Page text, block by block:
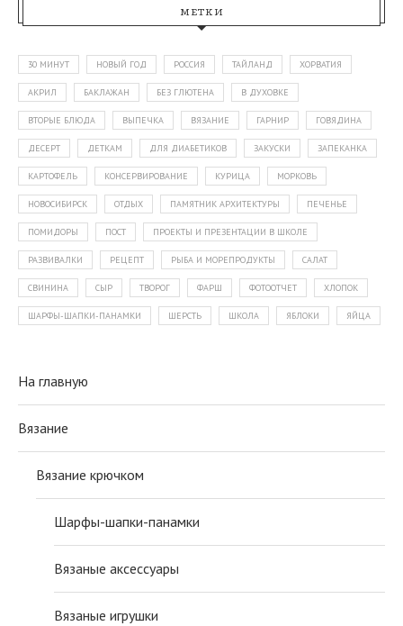
МЕТКИ
30 МИНУТ НОВЫЙ ГОД РОССИЯ ТАЙЛАНД ХОРВАТИЯ
АКРИЛ БАКЛАЖАН БЕЗ ГЛЮТЕНА В ДУХОВКЕ
ВТОРЫЕ БЛЮДА ВЫПЕЧКА ВЯЗАНИЕ ГАРНИР ГОВЯДИНА
ДЕСЕРТ ДЕТКАМ ДЛЯ ДИАБЕТИКОВ ЗАКУСКИ ЗАПЕКАНКА
КАРТОФЕЛЬ КОНСЕРВИРОВАНИЕ КУРИЦА МОРКОВЬ
НОВОСИБИРСК ОТДЫХ ПАМЯТНИК АРХИТЕКТУРЫ ПЕЧЕНЬЕ
ПОМИДОРЫ ПОСТ ПРОЕКТЫ И ПРЕЗЕНТАЦИИ В ШКОЛЕ
РАЗВИВАЛКИ РЕЦЕПТ РЫБА И МОРЕПРОДУКТЫ САЛАТ
СВИНИНА СЫР ТВОРОГ ФАРШ ФОТООТЧЕТ ХЛОПОК
ШАРФЫ-ШАПКИ-ПАНАМКИ ШЕРСТЬ ШКОЛА ЯБЛОКИ ЯЙЦА
На главную
Вязание
Вязание крючком
Шарфы-шапки-панамки
Вязаные аксессуары
Вязаные игрушки